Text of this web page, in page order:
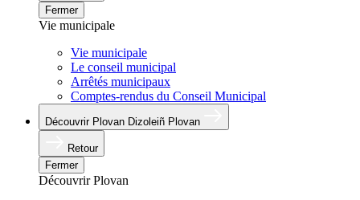
Fermer
Vie municipale
Vie municipale
Le conseil municipal
Arrêtés municipaux
Comptes-rendus du Conseil Municipal
Découvrir Plovan Dizoleiñ Plovan
Retour
Fermer
Découvrir Plovan